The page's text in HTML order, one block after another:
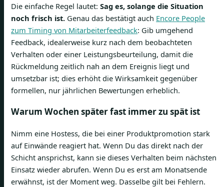
Die einfache Regel lautet: Sag es, solange die Situation
noch frisch ist. Genau das bestätigt auch Encore People
zum Timing von Mitarbeiterfeedback: Gib umgehend
Feedback, idealerweise kurz nach dem beobachteten
Verhalten oder einer Leistungsbeurteilung, damit die
Rückmeldung zeitlich nah an dem Ereignis liegt und
umsetzbar ist; dies erhöht die Wirksamkeit gegenüber
formellen, nur jährlichen Bewertungen erheblich.
Warum Wochen später fast immer zu spät ist
Nimm eine Hostess, die bei einer Produktpromotion stark
auf Einwände reagiert hat. Wenn Du das direkt nach der
Schicht ansprichst, kann sie dieses Verhalten beim nächsten
Einsatz wieder abrufen. Wenn Du es erst am Monatsende
erwähnst, ist der Moment weg. Dasselbe gilt bei Fehlern.